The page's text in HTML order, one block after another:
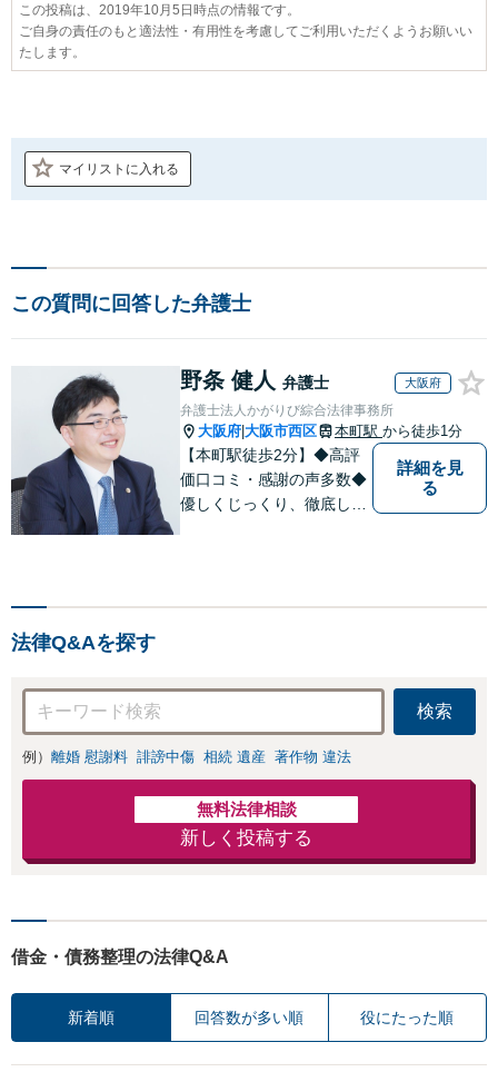
この投稿は、2019年10月5日時点の情報です。
ご自身の責任のもと適法性・有用性を考慮してご利用いただくようお願いい
たします。
マイリストに入れる
この質問に回答した弁護士
野条 健人 弁護士 大阪府
弁護士法人かがりび綜合法律事務所
大阪府 大阪市西区 本町駅 から徒歩1分
【本町駅徒歩2分】◆高評
価口コミ・感謝の声多数◆
優しくじっくり、徹底して
詳細を見
る
法律Q&Aを探す
検索
例） 離婚 慰謝料 誹謗中傷 相続 遺産 著作物 違法
無料法律相談
新しく投稿する
借金・債務整理の法律Q&A
新着順 回答数が多い順 役にたった順